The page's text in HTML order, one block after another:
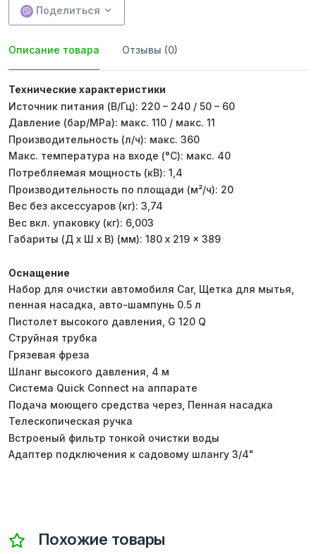
Поделиться
Описание товара Отзывы (0)
Технические характеристики
Источник питания (В/Гц): 220 – 240 / 50 – 60
Давление (бар/MPa): макс. 110 / макс. 11
Производительность (л/ч): макс. 360
Макс. температура на входе (°C): макс. 40
Потребляемая мощность (кВ): 1,4
Производительность по площади (м²/ч): 20
Вес без аксессуаров (кг): 3,74
Вес вкл. упаковку (кг): 6,003
Габариты (Д x Ш x В) (мм): 180 x 219 x 389
Оснащение
Набор для очистки автомобиля Car, Щетка для мытья,
пенная насадка, авто-шампунь 0.5 л
Пистолет высокого давления, G 120 Q
Струйная трубка
Грязевая фреза
Шланг высокого давления, 4 м
Система Quick Connect на аппарате
Подача моющего средства через, Пенная насадка
Телескопическая ручка
Встроеный фильтр тонкой очистки воды
Адаптер подключения к садовому шлангу 3/4"
Похожие товары